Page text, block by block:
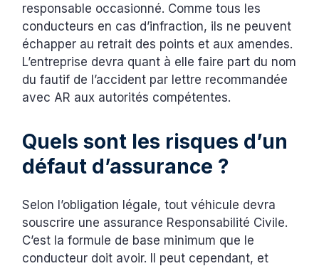
responsable occasionné. Comme tous les
conducteurs en cas d’infraction, ils ne peuvent
échapper au retrait des points et aux amendes.
L’entreprise devra quant à elle faire part du nom
du fautif de l’accident par lettre recommandée
avec AR aux autorités compétentes.
Quels sont les risques d’un
défaut d’assurance ?
Selon l’obligation légale, tout véhicule devra
souscrire une assurance Responsabilité Civile.
C’est la formule de base minimum que le
conducteur doit avoir. Il peut cependant, et